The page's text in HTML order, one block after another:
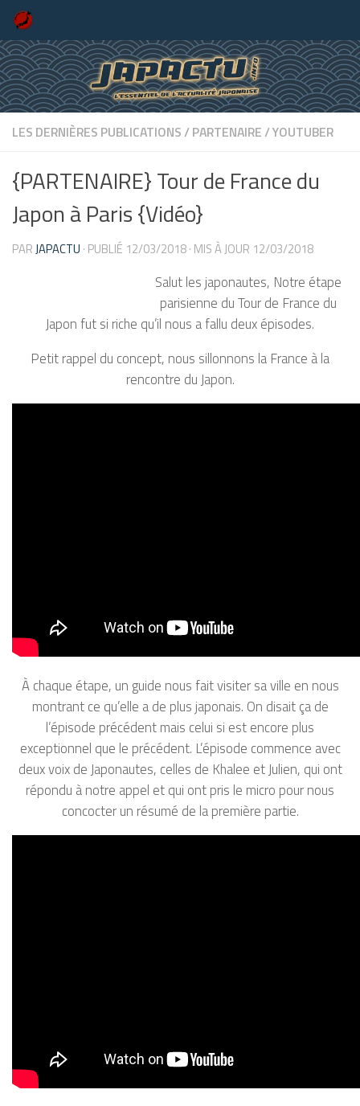
Skip to content
LES DERNIÈRES PUBLICATIONS/PARTENAIRE/YOUTUBER
{PARTENAIRE} Tour de France du
Japon à Paris {Vidéo}
PARJAPACTU · PUBLIÉ 12/03/2018· MIS À JOUR 12/03/2018
Salut les japonautes, Notre étape
parisienne du Tour de France du
Japon fut si riche qu’il nous a fallu deux épisodes.
Petit rappel du concept, nous sillonnons la France à la
rencontre du Japon.
À chaque étape, un guide nous fait visiter sa ville en nous
montrant ce qu’elle a de plus japonais. On disait ça de
l’épisode précédent mais celui si est encore plus
exceptionnel que le précédent. L’épisode commence avec
deux voix de Japonautes, celles de Khalee et Julien, qui ont
répondu à notre appel et qui ont pris le micro pour nous
concocter un résumé de la première partie.